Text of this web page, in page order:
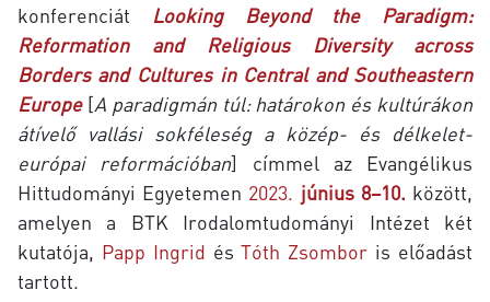
konferenciát
Looking Beyond the Paradigm:
Reformation and Religious Diversity across
Borders and Cultures in Central and Southeastern
Europe[A paradigmán túl: határokon és kultúrákon
átívelő vallási sokféleség a közép- és délkelet-
európai reformációban] címmel az Evangélikus
Hittudományi Egyetemen 2023. június 8–10. között,
amelyen a BTK Irodalomtudományi Intézet két
kutatója, Papp Ingrid ésTóth Zsombor is előadást
tartott.